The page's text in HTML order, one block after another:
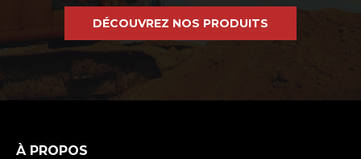
DÉCOUVREZ NOS PRODUITS
À PROPOS